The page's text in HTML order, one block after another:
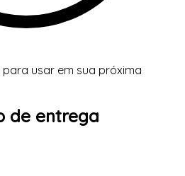
para usar em sua próxima
de entrega